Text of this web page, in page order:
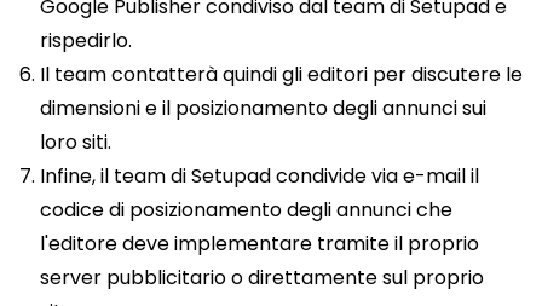
Google Publisher condiviso dal team di Setupad e
rispedirlo.
Il team contatterà quindi gli editori per discutere le
dimensioni e il posizionamento degli annunci sui
loro siti.
Infine, il team di Setupad condivide via e-mail il
codice di posizionamento degli annunci che
l'editore deve implementare tramite il proprio
server pubblicitario o direttamente sul proprio